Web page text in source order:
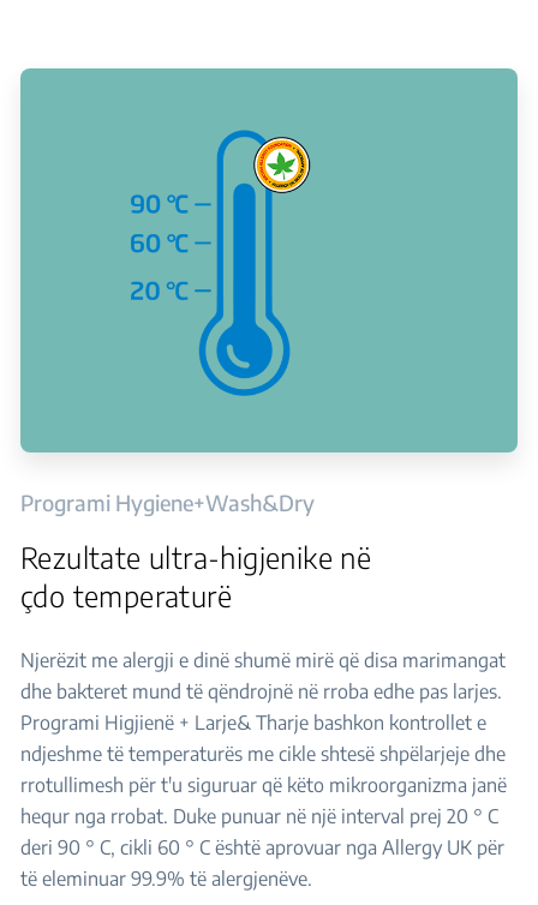
Programi Hygiene+Wash&Dry
Rezultate ultra-higjenike në
çdo temperaturë
Njerëzit me alergji e dinë shumë mirë që disa marimangat
dhe bakteret mund të qëndrojnë në rroba edhe pas larjes.
Programi Higjienë + Larje& Tharje bashkon kontrollet e
ndjeshme të temperaturës me cikle shtesë shpëlarjeje dhe
rrotullimesh për t'u siguruar që këto mikroorganizma janë
hequr nga rrobat. Duke punuar në një interval prej 20 ° C
deri 90 ° C, cikli 60 ° C është aprovuar nga Allergy UK për
të eleminuar 99.9% të alergjenëve.